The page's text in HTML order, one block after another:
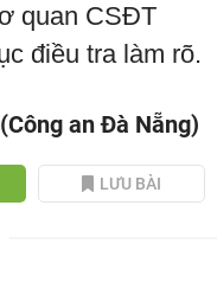
quan CSĐT
điều tra làm rõ.
an Đà Nẵng)
LƯU BÀI